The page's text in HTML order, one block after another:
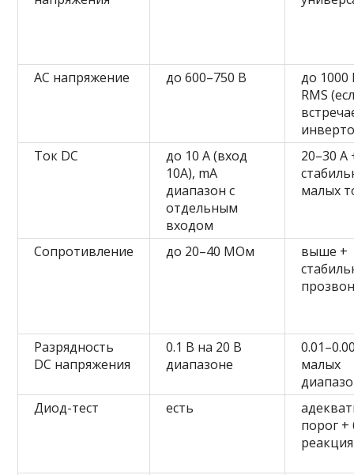
AC напряжение до 600–750 В
до 1000
RMS
Ток DC
до 10 А (вход
10А), mA
диапазон с
отдельным
входом
20–30 А
малых
Сопротивление до 20–40 МОм
выше +
Разрядность
DC напряжения
0.1 В на 20 В
диапазоне
малых
Диод-тест
есть
порог +
реакция